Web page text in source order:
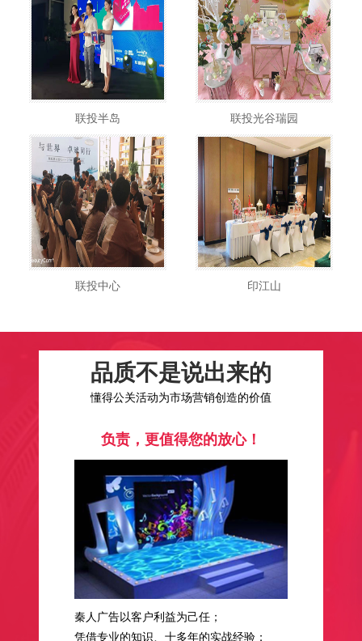
联投半岛 联投光谷瑞园
联投中心 印江山
品质不是说出来的
懂得公关活动为市场营销创造的价值
负责，更值得您的放心！
秦人广告以客户利益为己任；
凭借专业的知识、十多年的实战经验；